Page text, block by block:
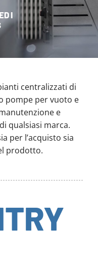
I
centralizzati di
pompe per vuoto e
e
qualsiasi marca.
per l’acquisto sia
prodotto.